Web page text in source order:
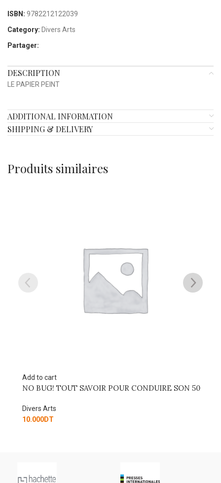
ISBN: 9782212122039
Category: Divers Arts
Partager:
DESCRIPTION
LE PAPIER PEINT
ADDITIONAL INFORMATION
SHIPPING & DELIVERY
Produits similaires
Add to cart
NO BUG! TOUT SAVOIR POUR CONDUIRE SON 50
Divers Arts
10.000DT